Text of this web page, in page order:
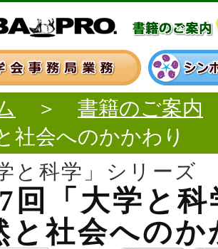
＞ 書籍のご案内
社会へのかかわり
と科学」シリーズ
回「大学と
と社会への